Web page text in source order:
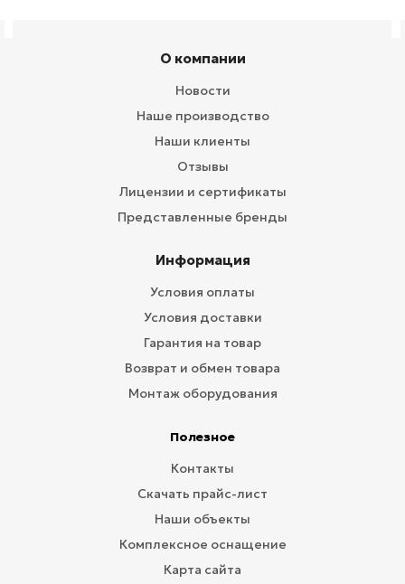
О компании
Новости
Наше производство
Наши клиенты
Отзывы
Лицензии и сертификаты
Представленные бренды
Информация
Условия оплаты
Условия доставки
Гарантия на товар
Возврат и обмен товара
Монтаж оборудования
Полезное
Контакты
Скачать прайс-лист
Наши объекты
Комплексное оснащение
Карта сайта